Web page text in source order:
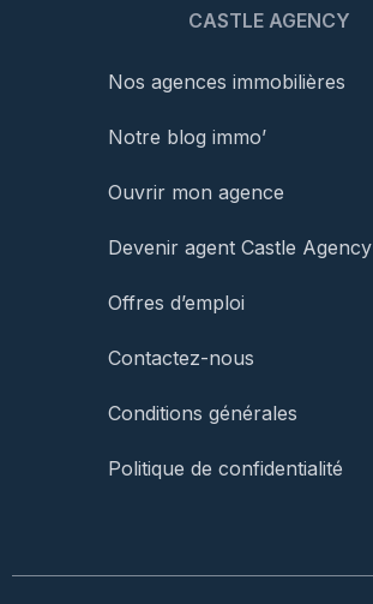
CASTLE AGENCY
Nos agences immobilières
Notre blog immo’
Ouvrir mon agence
Devenir agent Castle Agency
Offres d’emploi
Contactez-nous
Conditions générales
Politique de confidentialité